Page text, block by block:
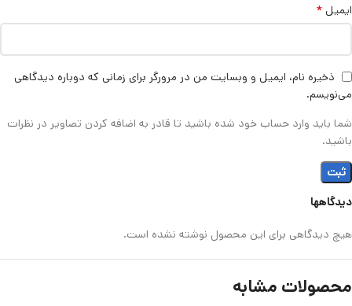
دیدگاهها
هیچ دیدگاهی برای این محصول نوشته نشده است.
ایمیل *
ذخیره نام، ایمیل و وبسایت من در مرورگر برای زمانی که دوباره دیدگاهی
می‌نویسم.
شما باید وارد حساب خود شده باشید تا قادر به اضافه کردن تصاویر در نظرات
باشید.
محصولات مشابه